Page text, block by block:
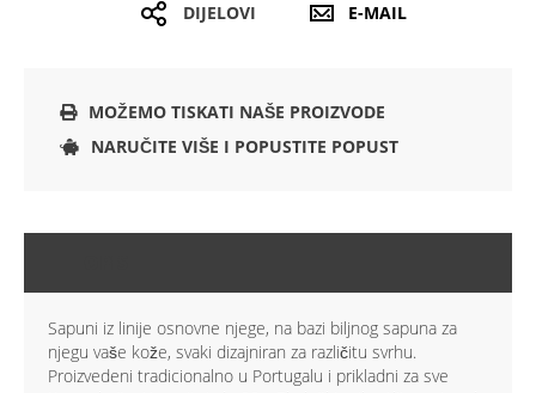
DIJELOVI E-MAIL
MOŽEMO TISKATI NAŠE PROIZVODE
NARUČITE VIŠE I POPUSTITE POPUST
Sapuni iz linije osnovne njege, na bazi biljnog sapuna za
njegu vaše kože, svaki dizajniran za različitu svrhu.
Proizvedeni tradicionalno u Portugalu i prikladni za sve